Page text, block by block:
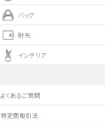
バッグ
財布
インテリア
よくあるご質問
特定商取引法